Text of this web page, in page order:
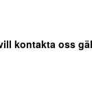
kontakta oss